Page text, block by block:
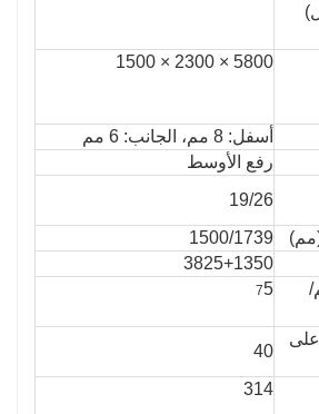
5800 × 2300 × 1500
أسفل: 8 مم، الجانب: 6 مم
رفع الأوسط
19/26
1500/1739
3825+1350
75
على
40
314